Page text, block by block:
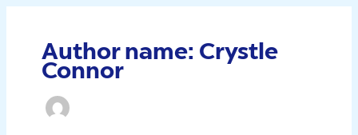
Author name: Crystle
Connor